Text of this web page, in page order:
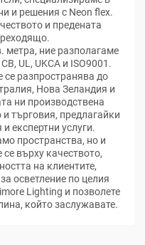
и решения с Neon flex.
и предената
метра, ние разполагаме
UL, UKCA и ISO9001.
разпространява до
Нова Зеландия и
ни производствена
търговия, предлагайки
експертни услуги.
пространства, но и
върху качеството,
на клиентите,
осветление по целия
Lighting и позволете
който заслужавате.